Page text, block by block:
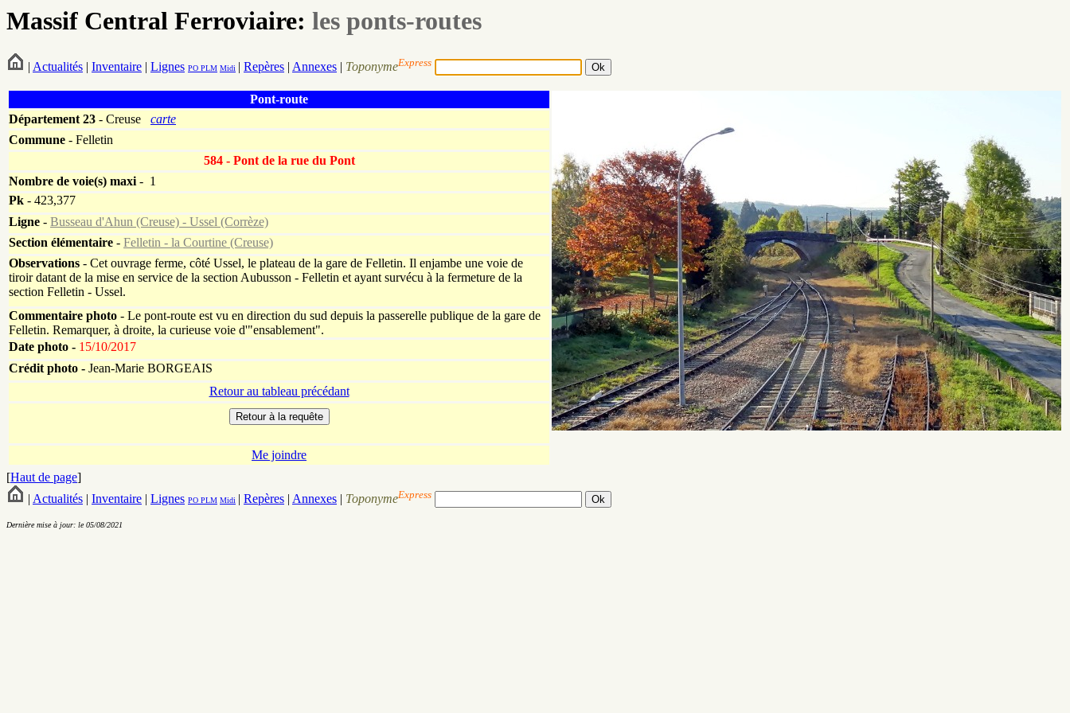
Massif Central Ferroviaire: les ponts-routes
| Actualités | Inventaire | Lignes PO PLM Midi | Repères | Annexes | ToponymeExpress
Pont-route
Département23 - Creuse carte
Commune - Felletin
584 - Pont de la rue du Pont
Nombre de voie(s) maxi- 1
Pk - 423,377
Ligne - Busseau d'Ahun (Creuse) - Ussel (Corrèze)
Section élémentaire - Felletin - la Courtine (Creuse)
Observations - Cet ouvrage ferme, côté Ussel, le plateau de la gare de Felletin. Il enjambe une voie de
tiroir datant de la mise en service de la section Aubusson - Felletin et ayant survécu à la fermeture de la
section Felletin - Ussel.
Commentaire photo - Le pont-route est vu en direction du sud depuis la passerelle publique de la gare de
Felletin. Remarquer, à droite, la curieuse voie d'"ensablement".
Date photo - 15/10/2017
Crédit photo - Jean-Marie BORGEAIS
Retour au tableau précédant
Me joindre
[Haut de page]
| Actualités | Inventaire | Lignes PO PLM Midi | Repères | Annexes | ToponymeExpress
Dernière mise à jour: le 05/08/2021